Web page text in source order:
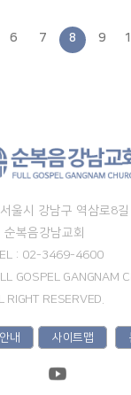
6 7 8 9
울시 강남구 역삼로8
순복음강남교회
: 02-3469-4600
GOSPEL GANGNAM
RIGHT RESERVED.
내 사이트맵